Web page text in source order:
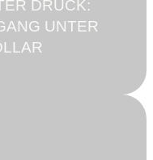
DRUCK:
UNTER